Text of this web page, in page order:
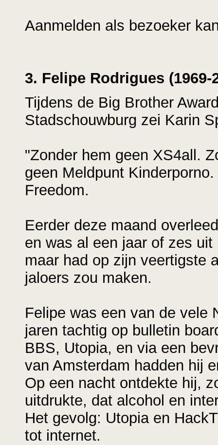
Aanmelden als bezoeker
3. Felipe Rodrigues (1969-
Tijdens de Big Brother
Stadschouwburg zei Karin
"Zonder hem geen XS4all.
geen Meldpunt
Freedom.
Eerder deze maand
en was al een jaar of zes
maar had op zijn veertigste
jaloers zou maken.
Felipe was een van de vele
jaren tachtig op bulletin
BBS, Utopia, en via een
van Amsterdam hadden hij
Op een nacht ontdekte hij,
uitdrukte, dat alcohol en
Het gevolg: Utopia en
tot internet.